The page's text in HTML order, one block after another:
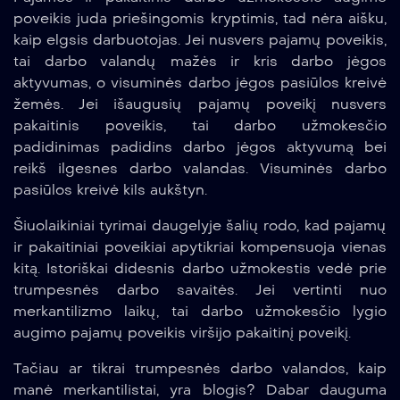
poveikis juda priešingomis kryptimis, tad nėra aišku,
kaip elgsis darbuotojas. Jei nusvers pajamų poveikis,
tai darbo valandų mažės ir kris darbo jėgos
aktyvumas, o visuminės darbo jėgos pasiūlos kreivė
žemės. Jei išaugusių pajamų poveikį nusvers
pakaitinis poveikis, tai darbo užmokesčio
padidinimas padidins darbo jėgos aktyvumą bei
reikš ilgesnes darbo valandas. Visuminės darbo
pasiūlos kreivė kils aukštyn.
Šiuolaikiniai tyrimai daugelyje šalių rodo, kad pajamų
ir pakaitiniai poveikiai apytikriai kompensuoja vienas
kitą. Istoriškai didesnis darbo užmokestis vedė prie
trumpesnės darbo savaitės. Jei vertinti nuo
merkantilizmo laikų, tai darbo užmokesčio lygio
augimo pajamų poveikis viršijo pakaitinį poveikį.
Tačiau ar tikrai trumpesnės darbo valandos, kaip
manė merkantilistai, yra blogis? Dabar dauguma